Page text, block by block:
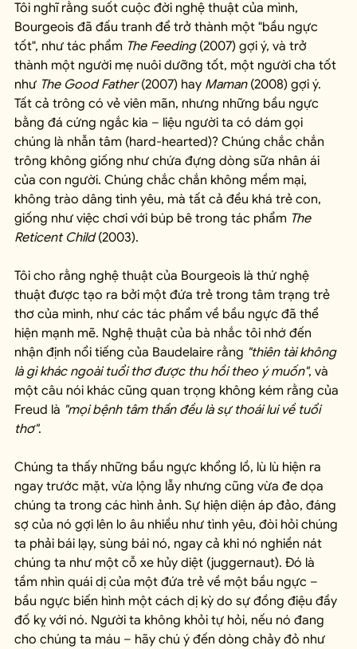
Tôi nghĩ rằng suốt cuộc đời nghệ thuật của mình,
Bourgeois đã đấu tranh để trở thành một "bầu ngực
tốt", như tác phẩm The Feeding (2007) gợi ý, và trở
thành một người mẹ nuôi dưỡng tốt, một người cha tốt
như The Good Father (2007) hay Maman (2008) gợi ý.
Tất cả trông có vẻ viên mãn, nhưng những bầu ngực
bằng đá cứng ngắc kia – liệu người ta có dám gọi
chúng là nhẫn tâm (hard-hearted)? Chúng chắc chắn
trông không giống như chứa đựng dòng sữa nhân ái
của con người. Chúng chắc chắn không mềm mại,
không trào dâng tình yêu, mà tất cả đều khá trẻ con,
giống như việc chơi với búp bê trong tác phẩm The
Reticent Child (2003).
Tôi cho rằng nghệ thuật của Bourgeois là thứ nghệ
thuật được tạo ra bởi một đứa trẻ trong tâm trạng trẻ
thơ của mình, như các tác phẩm về bầu ngực đã thể
hiện mạnh mẽ. Nghệ thuật của bà nhắc tôi nhớ đến
nhận định nổi tiếng của Baudelaire rằng "thiên tài không
là gì khác ngoài tuổi thơ được thu hồi theo ý muốn", và
một câu nói khác cũng quan trọng không kém rằng của
Freud là "mọi bệnh tâm thần đều là sự thoái lui về tuổi
thơ".
Chúng ta thấy những bầu ngực khổng lồ, lù lù hiện ra
ngay trước mặt, vừa lộng lẫy nhưng cũng vừa đe dọa
chúng ta trong các hình ảnh. Sự hiện diện áp đảo, đáng
sợ của nó gợi lên lo âu nhiều như tình yêu, đòi hỏi chúng
ta phải bái lạy, sùng bái nó, ngay cả khi nó nghiền nát
chúng ta như một cỗ xe hủy diệt (juggernaut). Đó là
tầm nhìn quái dị của một đứa trẻ về một bầu ngực –
bầu ngực biến hình một cách dị kỳ do sự đồng điệu đầy
đố kỵ với nó. Người ta không khỏi tự hỏi, nếu nó đang
cho chúng ta máu – hãy chú ý đến dòng chảy đỏ như